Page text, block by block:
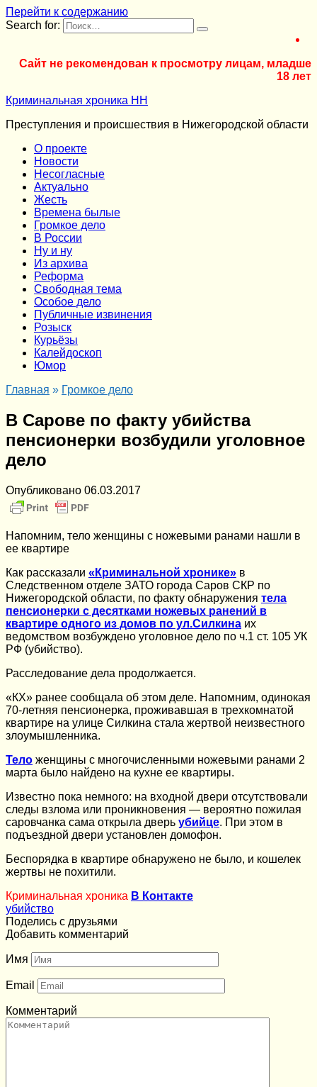
Перейти к содержанию
Search for:
Сайт не рекомендован к просмотру лицам, младше
18 лет
Криминальная хроника НН
Преступления и происшествия в Нижегородской области
О проекте
Новости
Несогласные
Актуально
Жесть
Времена былые
Громкое дело
В России
Ну и ну
Из архива
Реформа
Cвободная тема
Особое дело
Публичные извинения
Розыск
Курьёзы
Калейдоскоп
Юмор
Главная » Громкое дело
В Сарове по факту убийства
пенсионерки возбудили уголовное
дело
Опубликовано 06.03.2017
Напомним, тело женщины с ножевыми ранами нашли в
ее квартире
Как рассказали «Криминальной хронике» в
Следственном отделе ЗАТО города Саров СКР по
Нижегородской области, по факту обнаружения тела
пенсионерки с десятками ножевых ранений в
квартире одного из домов по ул.Силкина их
ведомством возбуждено уголовное дело по ч.1 ст. 105 УК
РФ (убийство).
Расследование дела продолжается.
«КХ» ранее сообщала об этом деле. Напомним, одинокая
70-летняя пенсионерка, проживавшая в трехкомнатой
квартире на улице Силкина стала жертвой неизвестного
злоумышленника.
Тело женщины с многочисленными ножевыми ранами 2
марта было найдено на кухне ее квартиры.
Известно пока немного: на входной двери отсутствовали
следы взлома или проникновения — вероятно пожилая
саровчанка сама открыла дверь убийце. При этом в
подъездной двери установлен домофон.
Беспорядка в квартире обнаружено не было, и кошелек
жертвы не похитили.
Криминальная хроника В Контакте
убийство
Поделись с друзьями
Добавить комментарий
Имя
Email
Комментарий